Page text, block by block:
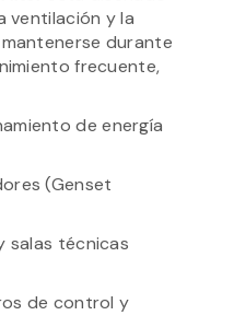
ventilación y la
durante
frecuente,
de energía
(Genset
salas técnicas
de control y